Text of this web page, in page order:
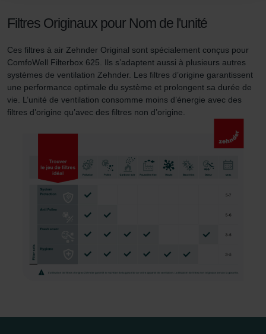
ordinateur. Vous pouvez en outre effacer à tout moment
tout autre logiciel correspondant. Cette opération peut
être réalisée à partir de n’importe quel navigateur Web
usuel. Si l’utilisateur concerné désactive l’enregistrement
des cookies au sein du navigateur Web utilisé, il se peut
que les fonctionnalités de notre site Web ne soient plus
connaissance de notre politique relative aux cookies.
Datenschutzerklärung der Zehnder Group
Zehnder Group België nv/sa: Déclarations de confidentialité
Zehnder Group Czech Republic s.r.o.: Zásady ochrany
osobních údajů
Filtres Originaux pour Nom de l'unité
Ces filtres à air Zehnder Original sont spécialement conçus pour
ComfoWell Filterbox 625. Ils s’adaptent aussi à plusieurs autres
systèmes de ventilation Zehnder. Les filtres d’origine garantissent
une performance optimale du système et prolongent sa durée de
vie. L’unité de ventilation consomme moins d’énergie avec des
filtres d’origine qu’avec des filtres non d’origine.